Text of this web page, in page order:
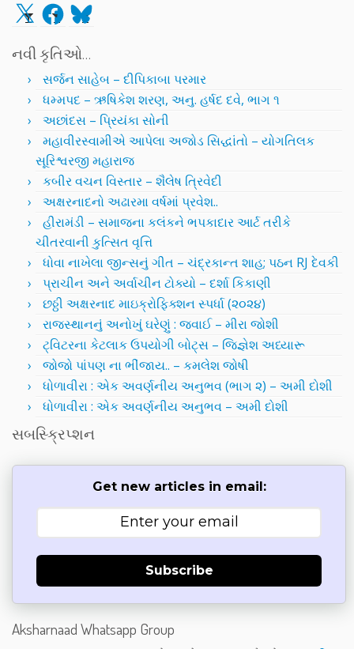
X Facebook
Bluesky
નવી કૃતિઓ…
સર્જન સાહેબ – દીપિકાબા પરમાર
ધમ્મપદ – ઋષિકેશ શરણ, અનુ. હર્ષદ દવે, ભાગ ૧
અછાંદસ – પ્રિયંકા સોની
મહાવીરસ્વામીએ આપેલા અજોડ સિદ્ધાંતો – યોગતિલક
સૂરિશ્વરજી મહારાજ
કબીર વચન વિસ્તાર – શૈલેષ ત્રિવેદી
અક્ષરનાદનો અઢારમા વર્ષમાં પ્રવેશ..
હીરામંડી – સમાજના કલંકને ભપકાદાર આર્ટ તરીકે
ચીતરવાની કુત્સિત વૃત્તિ
ધોવા નાખેલા જીન્સનું ગીત – ચંદ્રકાન્ત શાહ; પઠન RJ દેવકી
પ્રાચીન અને અર્વાચીન ટોક્યો – દર્શા કિકાણી
છઠ્ઠી અક્ષરનાદ માઇક્રોફિક્શન સ્પર્ધા (૨૦૨૪)
રાજસ્થાનનું અનોખું ઘરેણું : જવાઈ – મીરા જોશી
ટ્વિટરના કેટલાક ઉપયોગી બોટ્સ – જિજ્ઞેશ અધ્યારૂ
જોજો પાંપણ ના ભીંજાય.. – કમલેશ જોષી
ધોળાવીરા : એક અવર્ણનીય અનુભવ (ભાગ ૨) – અમી દોશી
ધોળાવીરા : એક અવર્ણનીય અનુભવ – અમી દોશી
સબસ્ક્રિપ્શન
Get new articles in email:
Subscribe
Aksharnaad Whatsapp Group